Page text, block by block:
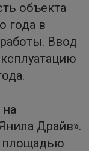
объекта
года в
Ввод
Драйв».
площадью